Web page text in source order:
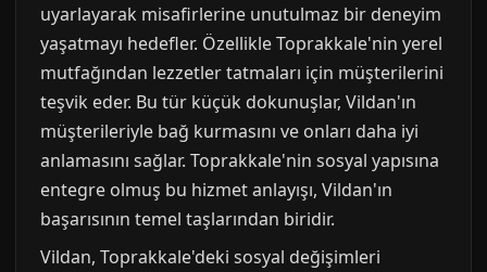
uyarlayarak misafirlerine unutulmaz bir deneyim
yaşatmayı hedefler. Özellikle Toprakkale'nin yerel
mutfağından lezzetler tatmaları için müşterilerini
teşvik eder. Bu tür küçük dokunuşlar, Vildan'ın
müşterileriyle bağ kurmasını ve onları daha iyi
anlamasını sağlar. Toprakkale'nin sosyal yapısına
entegre olmuş bu hizmet anlayışı, Vildan'ın
başarısının temel taşlarından biridir.
Vildan, Toprakkale'deki sosyal değişimleri